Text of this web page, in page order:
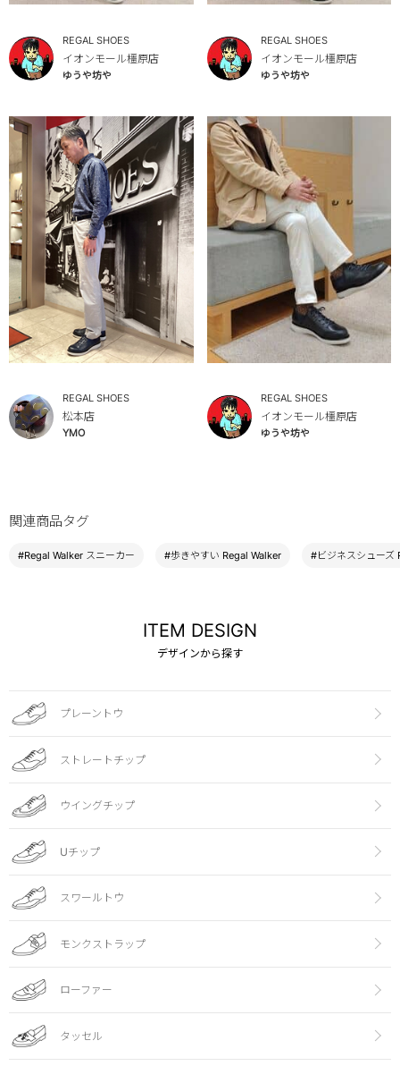
REGAL SHOES
イオンモール橿原店
ゆうや坊や
REGAL SHOES
イオンモール橿原店
ゆうや坊や
REGAL SHOES
松本店
YMO
REGAL SHOES
イオンモール橿原店
ゆうや坊や
関連商品タグ
#Regal Walker スニーカー #歩きやすい Regal Walker #ビジネスシューズ
ITEM DESIGN
デザインから探す
プレーントウ
ストレートチップ
ウイングチップ
Uチップ
スワールトウ
モンクストラップ
ローファー
タッセル